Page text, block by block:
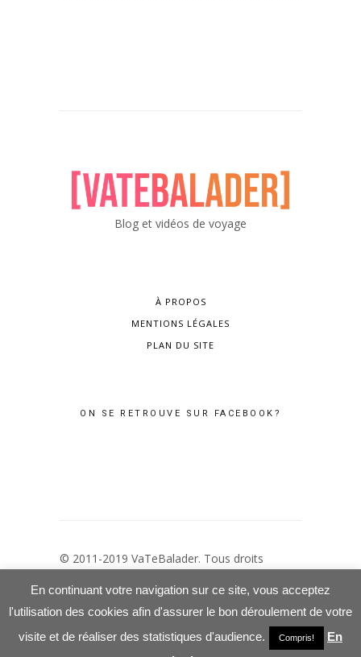
Blog et vidéos de voyage
À PROPOS
MENTIONS LÉGALES
PLAN DU SITE
ON SE RETROUVE SUR FACEBOOK?
© 2011-2019 VaTeBalader. Tous droits
En continuant votre navigation sur ce site, vous acceptez
l'utilisation des cookies afin d'assurer le bon déroulement de votre
visite et de réaliser des statistiques d'audience.
Compris!
En